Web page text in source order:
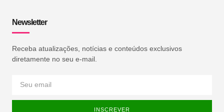
Newsletter
Receba atualizações, notícias e conteúdos exclusivos
diretamente no seu e-mail.
INSCREVER